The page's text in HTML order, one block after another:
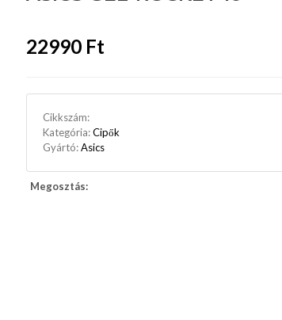
22990 Ft
Cikkszám:
Kategória:Cipők
Gyártó:Asics
Megosztás: